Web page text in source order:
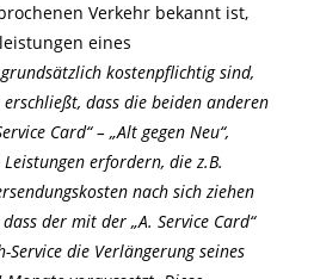
Verkehr bekannt ist,
eines
kostenpflichtig sind,
dass die beiden anderen
Card“ – „Alt gegen Neu“,
erfordern, die z.B.
nach sich ziehen
der mit der „A. Service Card“
Service die Verlängerung seines